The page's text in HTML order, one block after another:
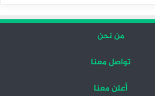
من نحن
تواصل معنا
أعلن معنا